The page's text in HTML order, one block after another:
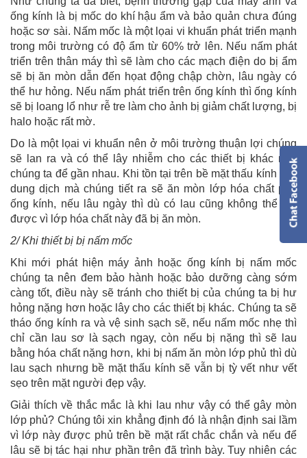
ống kính là bị mốc do khí hậu ẩm và bảo quản chưa đúng
hoặc sơ sài. Nấm mốc là một lọai vi khuẩn phát triển mạnh
trong môi trường có độ ẩm từ 60% trở lên. Nếu nấm phát
triển trên thân máy thì sẽ làm cho các mạch điện do bị ẩm
sẽ bị ăn mòn dẫn đến họat động chập chờn, lâu ngày có
thể hư hỏng. Nếu nấm phát triển trên ống kính thì ống kính
sẽ bị loang lổ như rễ tre làm cho ảnh bị giảm chất lượng, bị
halo hoặc rất mờ.
Do là một lọai vi khuẩn nên ở môi trường thuận lợi chúng
sẽ lan ra và có thể lây nhiễm cho các thiết bị khác nếu
chúng ta để gần nhau. Khi tồn tại trên bề mặt thấu kính các
dung dịch mà chúng tiết ra sẽ ăn mòn lớp hóa chất phủ
ống kính, nếu lâu ngày thì dù có lau cũng không thể hết
được vì lớp hóa chất này đã bị ăn mòn.
2/ Khi thiết bị bị nấm mốc
Khi mới phát hiện máy ảnh hoặc ống kính bị nấm mốc
chúng ta nên đem bảo hành hoặc bảo dưỡng càng sớm
càng tốt, điều này sẽ tránh cho thiết bị của chúng ta bị hư
hỏng nặng hơn hoặc lây cho các thiết bị khác. Chúng ta sẽ
tháo ống kính ra và vệ sinh sạch sẽ, nếu nấm mốc nhẹ thì
chỉ cần lau sơ là sạch ngay, còn nếu bị nặng thì sẽ lau
bằng hóa chất nặng hơn, khi bị nấm ăn mòn lớp phủ thì dù
lau sạch nhưng bề mặt thấu kính sẽ vẫn bị tỳ vết như vết
sẹo trên mặt người đẹp vậy.
Giải thích về thắc mắc là khi lau như vậy có thể gây mòn
lớp phủ? Chúng tôi xin khẳng định đó là nhận định sai lầm
vì lớp này được phủ trên bề mặt rất chắc chắn và nếu để
lâu sẽ bị tác hại như phần trên đã trình bày. Tuy nhiên các